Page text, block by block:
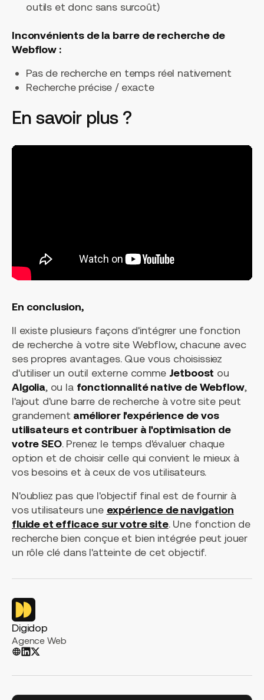
outils et donc sans surcoût)
Inconvénients de la barre de recherche de
Webflow :
Pas de recherche en temps réel nativement
Recherche précise / exacte
En savoir plus ?
En conclusion,
Il existe plusieurs façons d'intégrer une fonction
de recherche à votre site Webflow, chacune avec
ses propres avantages. Que vous choisissiez
d'utiliser un outil externe comme Jetboost ou
Algolia, ou la fonctionnalité native de Webflow,
l'ajout d'une barre de recherche à votre site peut
grandement améliorer l'expérience de vos
utilisateurs et contribuer à l'optimisation de
votre SEO. Prenez le temps d'évaluer chaque
option et de choisir celle qui convient le mieux à
vos besoins et à ceux de vos utilisateurs.
N'oubliez pas que l'objectif final est de fournir à
vos utilisateurs une expérience de navigation
fluide et efficace sur votre site. Une fonction de
recherche bien conçue et bien intégrée peut jouer
un rôle clé dans l'atteinte de cet objectif.
Digidop
Agence Web